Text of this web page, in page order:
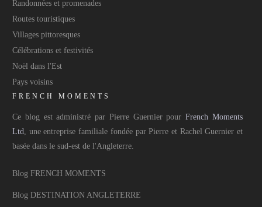
Randonnées et promenades
Routes touristiques
Villages pittoresques
Célébrations et festivités
Noël dans l'Est
Pays voisins
FRENCH MOMENTS
Ce blog est administré par Pierre Guernier pourFrench Moments
Ltd, une entreprise familiale fondée par Pierre et Rachel Guernier et
basée dans le sud-est de l'Angleterre.
Blog FRENCH MOMENTS
Blog DESTINATION ANGLETERRE